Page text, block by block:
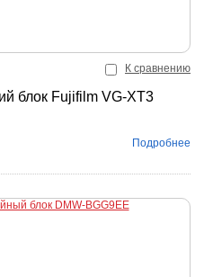
К сравнению
блок Fujifilm VG-XT3
Подробнее